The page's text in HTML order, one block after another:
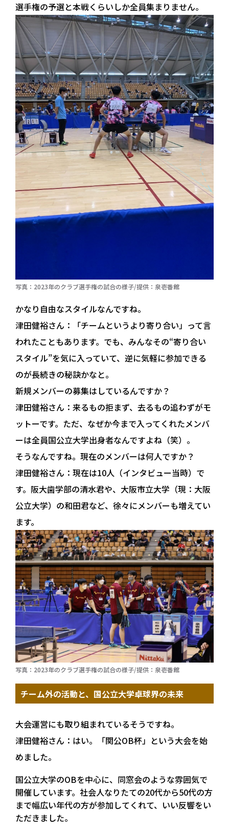
選手権の予選と本戦くらいしか全員集まりません。
写真：2023年のクラブ選手権の試合の様子/提供：泉壱番館
かなり自由なスタイルなんですね。
津田健裕さん：
「チームというより寄り合い」って言
われたこともあります。でも、みんなその“寄り合い
スタイル”を気に入っていて、逆に気軽に参加できる
のが長続きの秘訣かなと。
新規メンバーの募集はしているんですか？
津田健裕さん： 来るもの拒まず、去るもの追わずがモ
ットーです。ただ、なぜか今まで入ってくれたメンバ
ーは全員国公立大学出身者なんですよね（笑）。
そうなんですね。現在のメンバーは何人ですか？
津田健裕さん： 現在は10人（インタビュー当時）で
す。阪大歯学部の清水君や、大阪市立大学（現：大阪
公立大学）の和田君など、徐々にメンバーも増えてい
ます。
写真：2023年のクラブ選手権の試合の様子/提供：泉壱番館
チーム外の活動と、国公立大学卓球界の未来
大会運営にも取り組まれているそうですね。
津田健裕さん： はい。「関公OB杯」という大会を始
めました。
国公立大学のOBを中心に、同窓会のような雰囲気で
開催しています。社会人なりたての20代から50代の方
まで幅広い年代の方が参加してくれて、いい反響をい
ただきました。